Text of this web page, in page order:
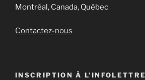
Montréal, Canada, Québec
Contactez-nous
INSCRIPTION À L’INFOLETTRE